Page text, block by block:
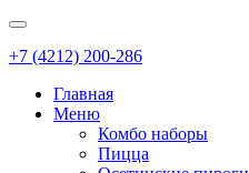
+7 (4212) 200-286
Главная
Меню
Комбо наборы
Пицца